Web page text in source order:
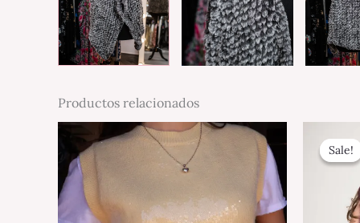
Productos relacionados
Sale!
Sale!